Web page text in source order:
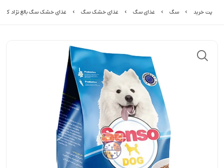
پت خرید سگ غذای سگ غذای خشک سگ غذای خشک سگ بالغ نژاد